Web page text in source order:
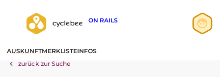
ON RAILS
AUSKUNFTMERKLISTEINFOS
zurück zur Suche